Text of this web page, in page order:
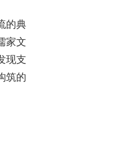
的典
家文
现支
筑的